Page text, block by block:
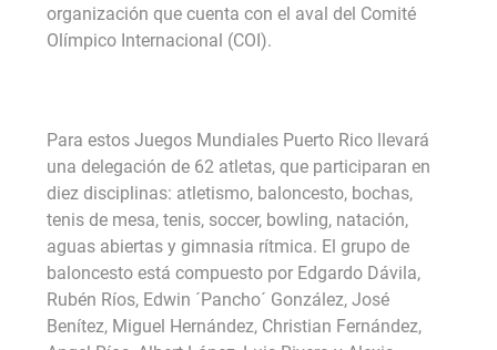
organización que cuenta con el aval del Comité
Olímpico Internacional (COI).
Para estos Juegos Mundiales Puerto Rico llevará
una delegación de 62 atletas, que participaran en
diez disciplinas: atletismo, baloncesto, bochas,
tenis de mesa, tenis, soccer, bowling, natación,
aguas abiertas y gimnasia rítmica. El grupo de
baloncesto está compuesto por Edgardo Dávila,
Rubén Ríos, Edwin ´Pancho´ González, José
Benítez, Miguel Hernández, Christian Fernández,